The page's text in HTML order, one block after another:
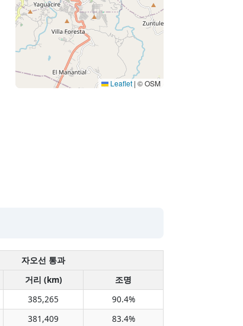
Leaflet | © OSM
자오선 통과
거리 (km)
조명
385,265
90.4%
381,409
83.4%